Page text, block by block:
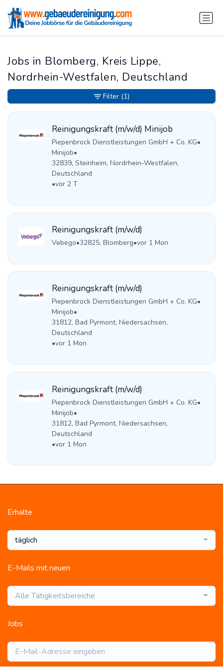
Jobs in Blomberg, Kreis Lippe,
Nordrhein-Westfalen, Deutschland
Reinigungskraft (m/w/d) Minijob
Piepenbrock Dienstleistungen GmbH + Co. KG•
Minijob•
32839, Steinheim, Nordrhein-Westfalen,
Deutschland
•vor 2 T
Reinigungskraft (m/w/d)
Vebego•32825, Blomberg•vor 1 Mon
Reinigungskraft (m/w/d)
Piepenbrock Dienstleistungen GmbH + Co. KG•
Minijob•
31812, Bad Pyrmont, Niedersachsen,
Deutschland
•vor 1 Mon
Reinigungskraft (m/w/d)
Piepenbrock Dienstleistungen GmbH + Co. KG•
Minijob•
31812, Bad Pyrmont, Niedersachsen,
Deutschland
•vor 1 Mon
Filter (1)
Erhalte
täglich
E-Mails mit neuen
Alle Tätigkeitsbereiche
Jobs